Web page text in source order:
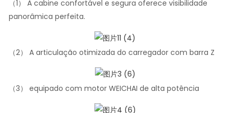
（1） A cabine confortável e segura oferece visibilidade
panorâmica perfeita.
（2） A articulação otimizada do carregador com barra Z
（3） equipado com motor WEICHAI de alta potência